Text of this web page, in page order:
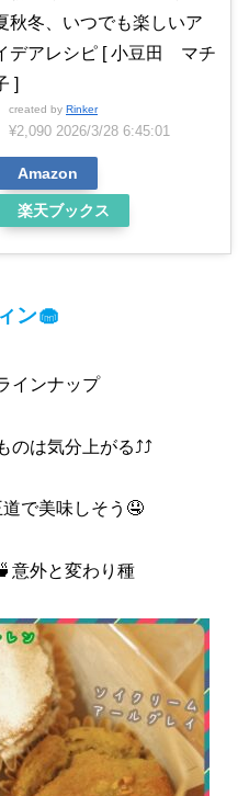
秋冬、いつでも楽しいア
デアレシピ [ 小豆田 マチ
]
created by Rinker
¥2,090 2026/3/28 6:45:01
Amazon
楽天ブックス
ン🧁
インナップ
のは気分上がる⤴︎⤴︎
で美味しそう🤤
意外と変わり種